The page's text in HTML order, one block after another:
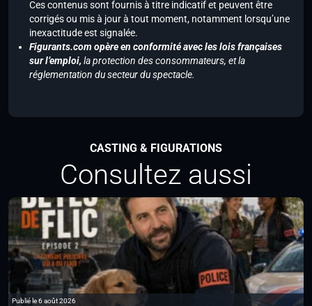
Ces contenus sont fournis à titre indicatif et peuvent être
corrigés ou mis à jour à tout moment, notamment lorsqu’une
inexactitude est signalée.
Figurants.com opère en conformité avec les lois françaises
sur l’emploi, la protection des consommateurs, et la
réglementation du secteur du spectacle.
CASTING & FIGURATIONS
Consultez aussi
Publié le 6 août 2026